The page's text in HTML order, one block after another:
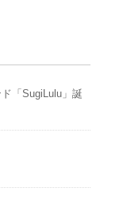
「SugiLulu」誕